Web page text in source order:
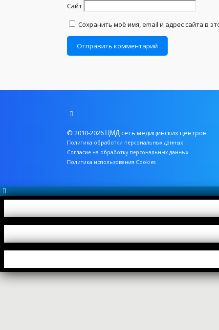
Сайт
Сохранить моё имя, email и адрес сайта в
© 2010-2026 ЦМД сеть медицинских центров
Политика обработки персональных данных
Согласие на обработку персональных данных
Политика использования Cookies